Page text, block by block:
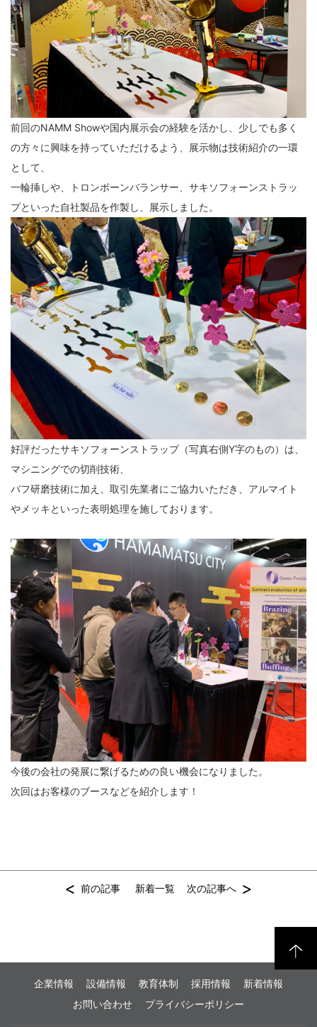
前回のNAMM Showや国内展示会の経験を活かし、少しでも多く
の方々に興味を持っていただけるよう、展示物は技術紹介の一環
として、
一輪挿しや、トロンボーンバランサー、サキソフォーンストラッ
プといった自社製品を作製し、展示しました。
好評だったサキソフォーンストラップ（写真右側Y字のもの）は、
マシニングでの切削技術、
バフ研磨技術に加え、取引先業者にご協力いただき、アルマイト
やメッキといった表明処理を施しております。
今後の会社の発展に繋げるための良い機会になりました。
次回はお客様のブースなどを紹介します！
< 前の記事 新着一覧 次の記事へ >
企業情報 設備情報 教育体制 採用情報
新着情報
お問い合わせ
プライバシーポリシー